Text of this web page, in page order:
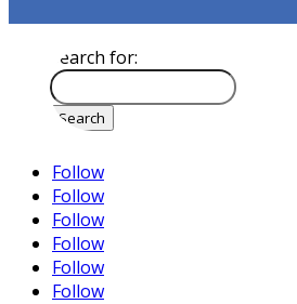
Search for:
Follow
Follow
Follow
Follow
Follow
Follow